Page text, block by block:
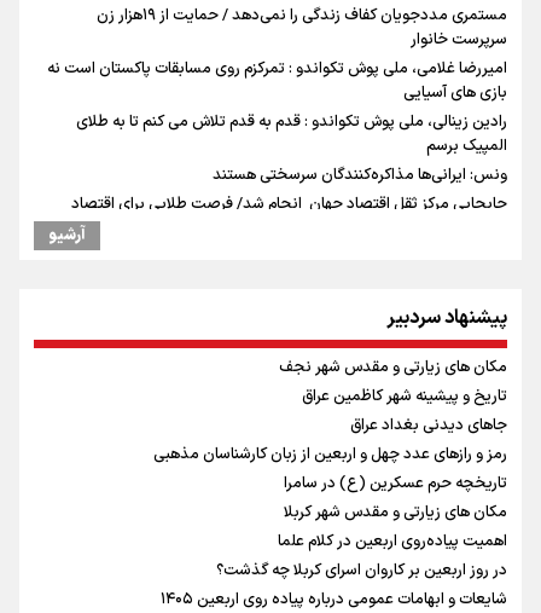
مستمری مددجویان کفاف زندگی را نمی‌دهد / حمایت از ۱۹هزار زن‌
سرپرست خانوار
امیررضا غلامی، ملی پوش تکواندو : تمرکزم روی مسابقات پاکستان است نه
بازی های آسیایی
رادین زینالی، ملی پوش تکواندو : قدم به قدم تلاش می کنم تا به طلای
المپیک برسم
ونس: ایرانی‌ها مذاکره‌کنندگان سرسختی هستند
جابجایی مرکز ثقل اقتصاد جهان انجام شد/ فرصت طلایی برای اقتصاد
کانال ۱۴ رژیم اسرائیل: عوامل وابسته به ایران در خیابان‌های تل‌آویو قدم
می‌زنند
اردوی تیم ملی تکواندو
پالایشگاه بزرگ نفت روسیه هدف حمله قرار گرفت
رئیس جمهور : فشار خارجی در دولت چهاردهم به بیشترین حد خود رسیده
پزشکیان : حدود ۷ هزار مگاوات نیروگاه پنل خورشیدی وارد مدار شده است
روایت پزشکیان از انحلال بانک آینده
تاریخچه حرم عسکرین (ع) در سامرا
مهدی حاجی ‌موسایی، ملی‌پوش تکواندوی ایران : با تصمیم فدراسیون در
وزن جدیدی در مسابقات حاضر می شوم
آرشیو
پیشنهاد سردبیر
مکان های زیارتی و مقدس شهر نجف
تاریخ و پیشینه شهر کاظمین عراق
جاهای دیدنی بغداد عراق
رمز و رازهای عدد چهل و اربعین از زبان کارشناسان مذهبی
تاریخچه حرم عسکرین (ع) در سامرا
مکان های زیارتی و مقدس شهر کربلا
اهمیت پیاده‌روی اربعین در کلام علما
در روز اربعین بر کاروان اسرای کربلا چه گذشت؟
شایعات و ابهامات عمومی درباره پیاده روی اربعین ۱۴۰۵